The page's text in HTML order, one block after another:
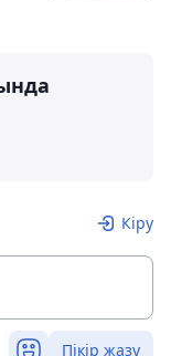
Кіру
Пікір жазу